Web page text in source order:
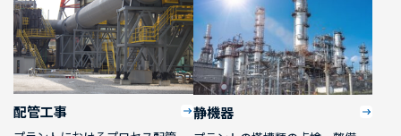
配管工事 静機器